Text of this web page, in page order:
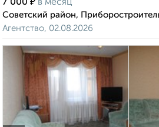
7 000
в месяц
Советский район,
Агентство, 02.08.2026